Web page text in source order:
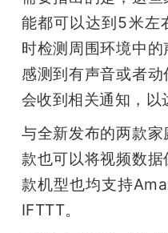
能都可以达到5米左
时检测周围环境中
感测到有声音或者
会收到相关通知，以
与全新发布的两款
款也可以将视频数
款机型也均支持
IFTTT。